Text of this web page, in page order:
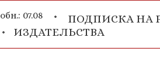
обн.: 07.08 ПОДПИСКА НА
ИЗДАТЕЛЬСТВА